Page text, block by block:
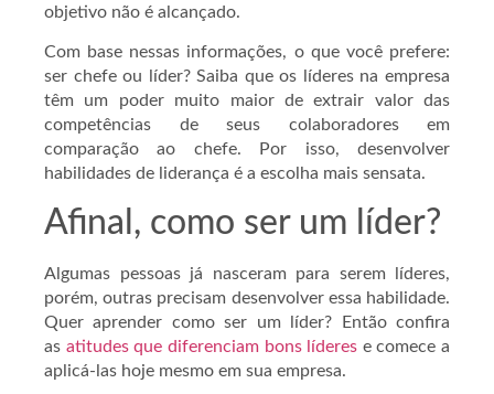
objetivo não é alcançado.
Com base nessas informações, o que você prefere:
ser chefe ou líder? Saiba que os líderes na empresa
têm um poder muito maior de extrair valor das
competências de seus colaboradores em
comparação ao chefe. Por isso, desenvolver
habilidades de liderança é a escolha mais sensata.
Afinal, como ser um líder?
Algumas pessoas já nasceram para serem líderes,
porém, outras precisam desenvolver essa habilidade.
Quer aprender como ser um líder? Então confira
as atitudes que diferenciam bons líderes e comece a
aplicá-las hoje mesmo em sua empresa.